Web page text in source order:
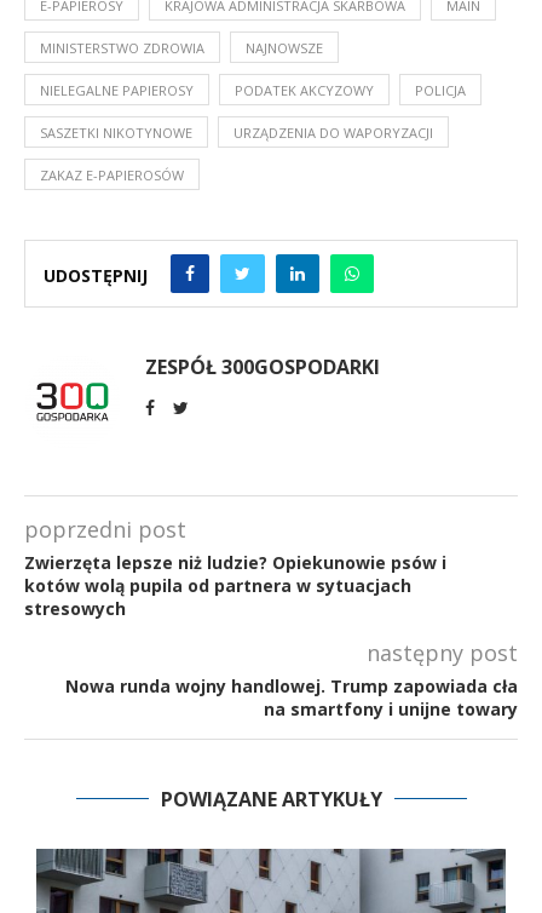
E-PAPIEROSY KRAJOWA ADMINISTRACJA SKARBOWA MAIN
MINISTERSTWO ZDROWIA NAJNOWSZE
NIELEGALNE PAPIEROSY PODATEK AKCYZOWY POLICJA
SASZETKI NIKOTYNOWE URZĄDZENIA DO WAPORYZACJI
ZAKAZ E-PAPIEROSÓW
UDOSTĘPNIJ
ZESPÓŁ 300GOSPODARKI
poprzedni post
Zwierzęta lepsze niż ludzie? Opiekunowie psów i
kotów wolą pupila od partnera w sytuacjach
stresowych
następny post
Nowa runda wojny handlowej. Trump zapowiada cła
na smartfony i unijne towary
POWIĄZANE ARTYKUŁY